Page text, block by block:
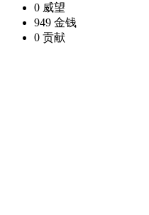
0 威望
949 金钱
0 贡献